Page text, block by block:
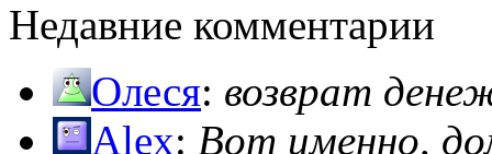
Недавние комментарии
Олеся: возврат
Alex: Вот именно,